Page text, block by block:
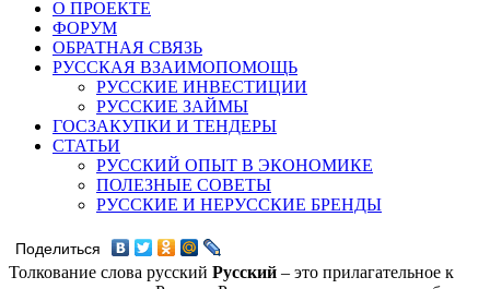
О ПРОЕКТЕ
ФОРУМ
ОБРАТНАЯ СВЯЗЬ
РУССКАЯ ВЗАИМОПОМОЩЬ
РУССКИЕ ИНВЕСТИЦИИ
РУССКИЕ ЗАЙМЫ
ГОСЗАКУПКИ И ТЕНДЕРЫ
СТАТЬИ
РУССКИЙ ОПЫТ В ЭКОНОМИКЕ
ПОЛЕЗНЫЕ СОВЕТЫ
РУССКИЕ И НЕРУССКИЕ БРЕНДЫ
Поделиться
Толкование слова русский Русский – это прилагательное к